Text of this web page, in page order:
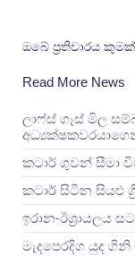
ඔබේ ප්‍රතිචාරය
Read More News
ලාෆ්ස් ගෑස් මිල
කටාර් ගුවන් සීමා
කටාර් සිටින සියළු
ඉරාන-ඊශ්‍රායලය
මැදපෙරදිග යුද